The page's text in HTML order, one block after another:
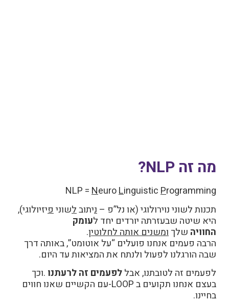
מה זה NLP?
NLP =NeuroLinguisticProgramming
תכנות לשוני נוירולוגי (או נל”פ–ניתובלשוניפיזיולוגי),
היא שיטה שבעזרתה יורדים יחד לעומק
החוויהשלךומשנים אותה לחלוטין.
הרבה פעמים אנחנו פועלים “על אוטומט”, באותה דרך
שבה הורגלנו לפעול ולנתח את המציאות עד היום.
לפעמים זה לטובתנו, אבללפעמים זה לרעתנו. וכך
בעצם אנחנו תקועים ב-LOOPעם הקשיים שאנו חווים
בחיינו.